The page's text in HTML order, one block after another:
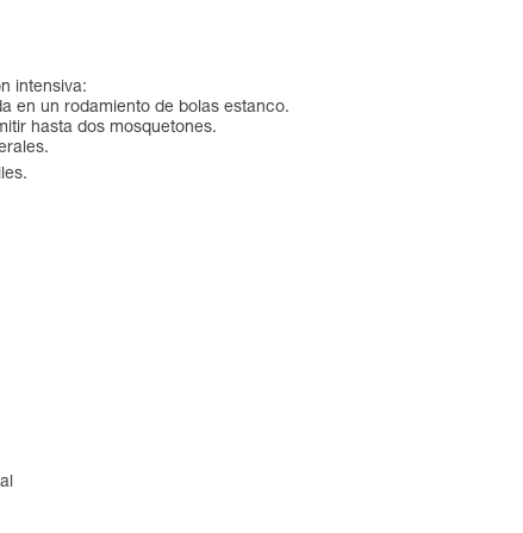
intensiva:
en un rodamiento de bolas estanco.
hasta dos mosquetones.